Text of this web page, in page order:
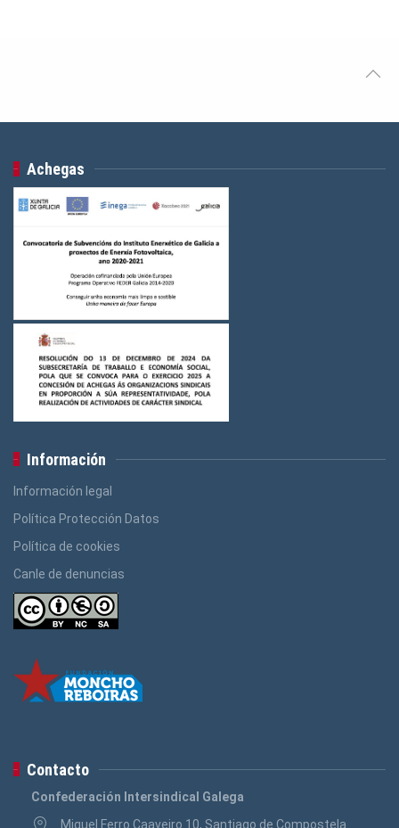
Achegas
Información
Información legal
Política Protección Datos
Política de cookies
Canle de denuncias
Contacto
Confederación Intersindical Galega
Miguel Ferro Caaveiro 10, Santiago de Compostela